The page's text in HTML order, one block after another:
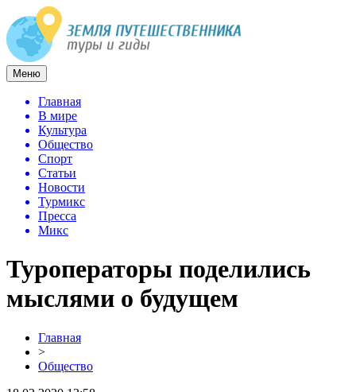
Меню
Главная
В мире
Культура
Общество
Спорт
Статьи
Новости
Турмикс
Пресса
Микс
Туроператоры поделились
мыслями о будущем
Главная
>
Общество